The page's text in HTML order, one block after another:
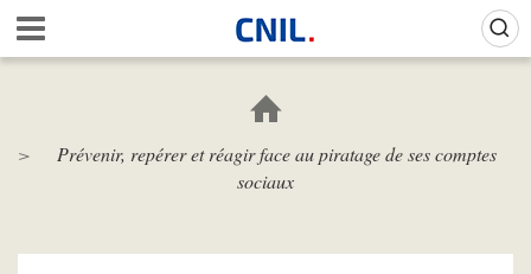
Aller
au
contenu
c
i
N
Prévenir, repérer et réagir face au piratage de ses comptes
sociaux
Gestion de vos préférences sur les cookies (témoins de connexion)